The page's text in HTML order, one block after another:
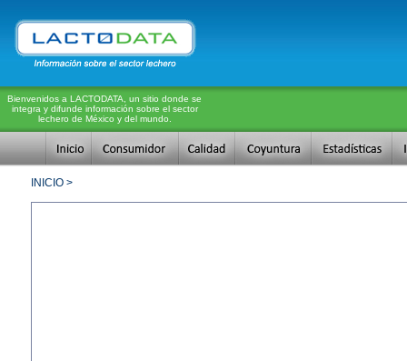
Bienvenidos a LACTODATA, un sitio donde se
integra y difunde información sobre el sector
lechero de México y del mundo.
INICIO >